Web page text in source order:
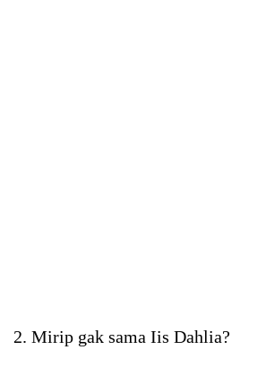
2. Mirip gak sama Iis Dahlia?